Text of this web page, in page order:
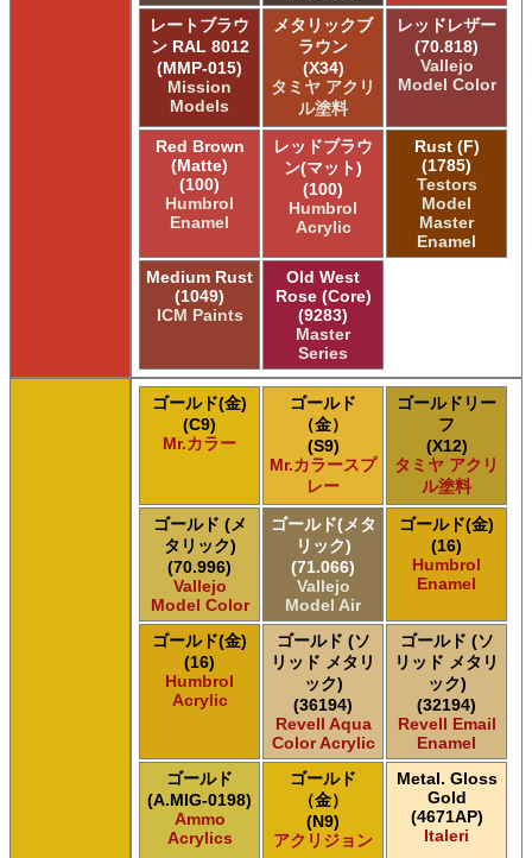
レートブラウ
ン RAL 8012
(MMP-015)
Mission
Models
メタリックブ
ラウン
(X34)
タミヤ アクリ
ル塗料
レッドレザー
(70.818)
Vallejo
Model Color
Red Brown
(Matte)
(100)
Humbrol
Enamel
レッドブラウ
ン(マット)
(100)
Humbrol
Acrylic
Rust (F)
(1785)
Testors
Model
Master
Enamel
Medium Rust
(1049)
ICM Paints
Old West
Rose (Core)
(9283)
Master
Series
ゴールド(金)
(C9)
Mr.カラー
ゴールド
（金）
(S9)
Mr.カラースプ
レー
ゴールドリー
フ
(X12)
タミヤ アクリ
ル塗料
ゴールド (メ
タリック)
(70.996)
Vallejo
Model Color
ゴールド(メタ
リック)
(71.066)
Vallejo
Model Air
ゴールド(金)
(16)
Humbrol
Enamel
ゴールド(金)
(16)
Humbrol
Acrylic
ゴールド (ソ
リッド メタリ
ック)
(36194)
Revell Aqua
Color Acrylic
ゴールド (ソ
リッド メタリ
ック)
(32194)
Revell Email
Enamel
ゴールド
(A.MIG-0198)
Ammo
Acrylics
ゴールド
（金）
(N9)
アクリジョン
Metal. Gloss
Gold
(4671AP)
Italeri